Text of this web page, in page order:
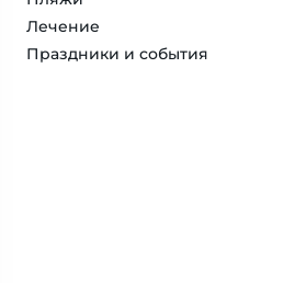
Лечение
Праздники и события